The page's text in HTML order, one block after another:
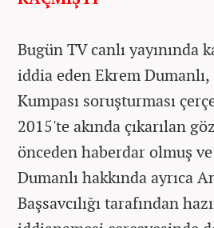
Bugün TV canlı yayınında
iddia eden Ekrem
Kumpası soruşturması
2015'te akında çıkarılan
önceden haberdar olmuş ve
Dumanlı hakkında ayrıca
Başsavcılığı tarafından